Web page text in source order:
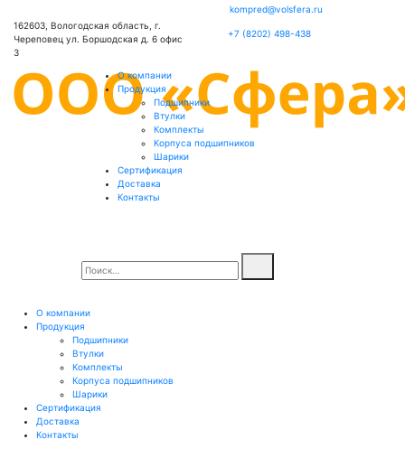
162603, Вологодская область, г.
Череповец ул. Боршодская д. 6 офис
3
kompred@volsfera.ru
+7 (8202) 498-438
О компании
Продукция
Подшипники
Втулки
Комплекты
Корпуса подшипников
Шарики
Сертификация
Доставка
Контакты
О компании
Продукция
Подшипники
Втулки
Комплекты
Корпуса подшипников
Шарики
Сертификация
Доставка
Контакты